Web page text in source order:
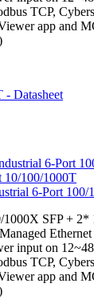
TCP,
app and
Datasheet
6-Port 100/
SFP + 2*
input on
TCP,
app and